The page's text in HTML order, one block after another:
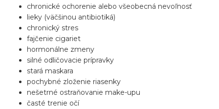
chronické ochorenie alebo všeobecná nevoľnosť
lieky (väčšinou antibiotiká)
chronický stres
fajčenie cigariet
hormonálne zmeny
silné odličovacie prípravky
stará maskara
pochybné zloženie riasenky
nešetrné ostraňovanie make-upu
časté trenie očí